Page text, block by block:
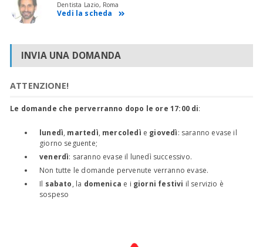
Dentista Lazio, Roma
Vedi la scheda
INVIA UNA DOMANDA
ATTENZIONE!
Le domande che perverranno dopo le ore 17:00 di:
lunedì, martedì, mercoledì e giovedì: saranno evase il
giorno seguente;
venerdì: saranno evase il lunedì successivo.
Non tutte le domande pervenute verranno evase.
Il sabato, la domenica e i giorni festivi il servizio è
sospeso